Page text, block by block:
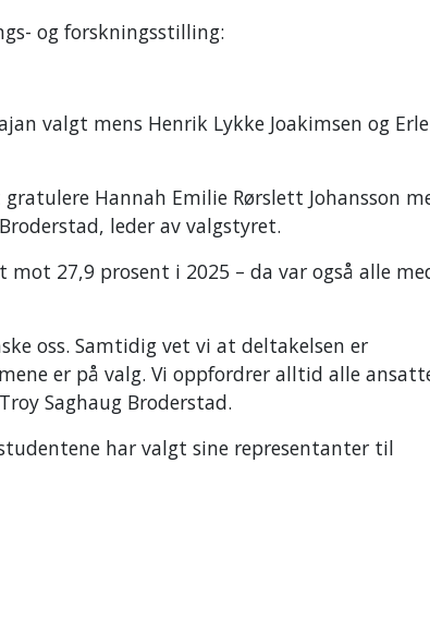
og forskningsstilling:
valgt mens Henrik Lykke Joakimsen og
Hannah Emilie Rørslett Johansson
leder av valgstyret.
mot 27,9 prosent i 2025 – da var også alle
oss. Samtidig vet vi at deltakelsen er
er på valg. Vi oppfordrer alltid alle
Saghaug Broderstad.
har valgt sine representanter til